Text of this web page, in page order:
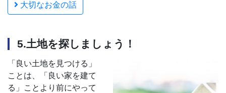
大切なお金の話
5.土地を探しましょう！
「良い土地を見つける」
ことは、「良い家を建て
る」ことより前にやって